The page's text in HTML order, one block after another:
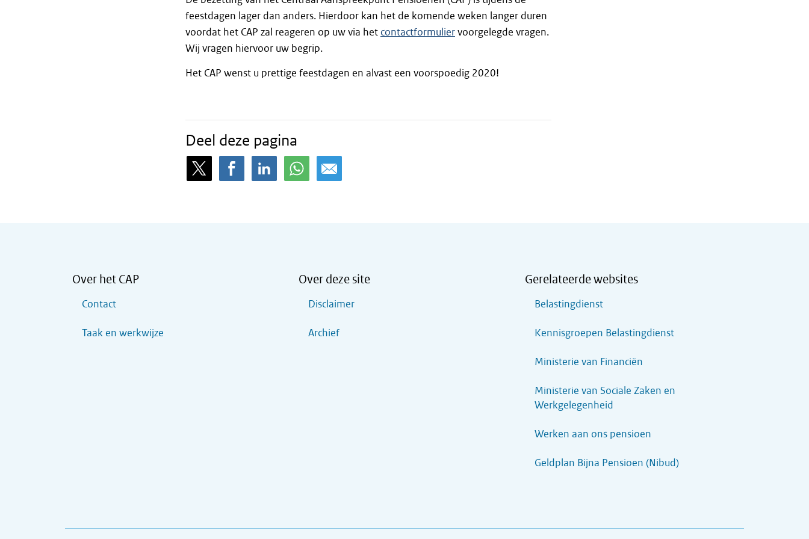
feestdagen lager dan anders. Hierdoor kan het de komende weken langer duren
voordat het CAP zal reageren op uw via het contactformuliervoorgelegde vragen.
Wij vragen hiervoor uw begrip.
Het CAP wenst u prettige feestdagen en alvast een voorspoedig 2020!
Deel deze pagina
Over het CAP
Contact
Taak en werkwijze
Over deze site
Disclaimer
Archief
Gerelateerde websites
Belastingdienst
Kennisgroepen Belastingdienst
Ministerie van Financiën
Ministerie van Sociale Zaken en
Werkgelegenheid
Werken aan ons pensioen
Geldplan Bijna Pensioen (Nibud)